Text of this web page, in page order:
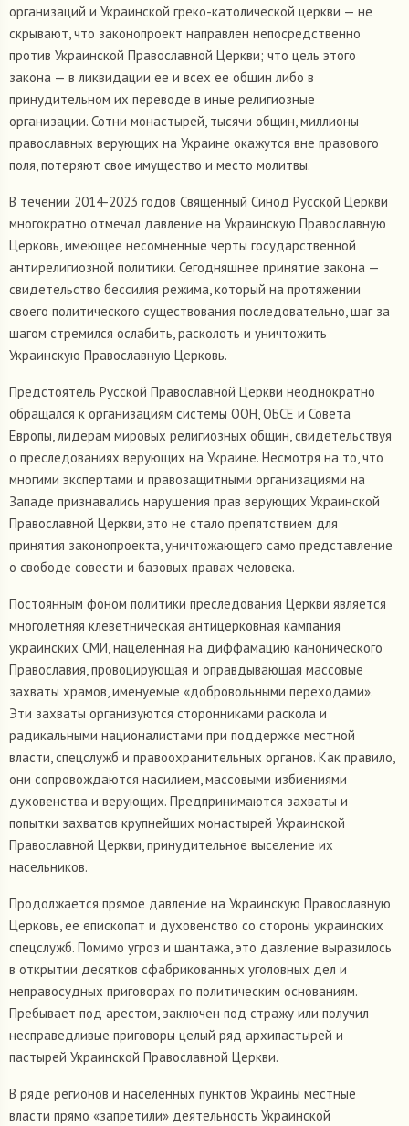
организаций и Украинской греко-католической церкви — не
скрывают, что законопроект направлен непосредственно
против Украинской Православной Церкви; что цель этого
закона — в ликвидации ее и всех ее общин либо в
принудительном их переводе в иные религиозные
организации. Сотни монастырей, тысячи общин, миллионы
православных верующих на Украине окажутся вне правового
поля, потеряют свое имущество и место молитвы.
В течении 2014-2023 годов Священный Синод Русской Церкви
многократно отмечал давление на Украинскую Православную
Церковь, имеющее несомненные черты государственной
антирелигиозной политики. Сегодняшнее принятие закона —
свидетельство бессилия режима, который на протяжении
своего политического существования последовательно, шаг за
шагом стремился ослабить, расколоть и уничтожить
Украинскую Православную Церковь.
Предстоятель Русской Православной Церкви неоднократно
обращался к организациям системы ООН, ОБСЕ и Совета
Европы, лидерам мировых религиозных общин, свидетельствуя
о преследованиях верующих на Украине. Несмотря на то, что
многими экспертами и правозащитными организациями на
Западе признавались нарушения прав верующих Украинской
Православной Церкви, это не стало препятствием для
принятия законопроекта, уничтожающего само представление
о свободе совести и базовых правах человека.
Постоянным фоном политики преследования Церкви является
многолетняя клеветническая антицерковная кампания
украинских СМИ, нацеленная на диффамацию канонического
Православия, провоцирующая и оправдывающая массовые
захваты храмов, именуемые «добровольными переходами».
Эти захваты организуются сторонниками раскола и
радикальными националистами при поддержке местной
власти, спецслужб и правоохранительных органов. Как правило,
они сопровождаются насилием, массовыми избиениями
духовенства и верующих. Предпринимаются захваты и
попытки захватов крупнейших монастырей Украинской
Православной Церкви, принудительное выселение их
насельников.
Продолжается прямое давление на Украинскую Православную
Церковь, ее епископат и духовенство со стороны украинских
спецслужб. Помимо угроз и шантажа, это давление выразилось
в открытии десятков сфабрикованных уголовных дел и
неправосудных приговорах по политическим основаниям.
Пребывает под арестом, заключен под стражу или получил
несправедливые приговоры целый ряд архипастырей и
пастырей Украинской Православной Церкви.
В ряде регионов и населенных пунктов Украины местные
власти прямо «запретили» деятельность Украинской